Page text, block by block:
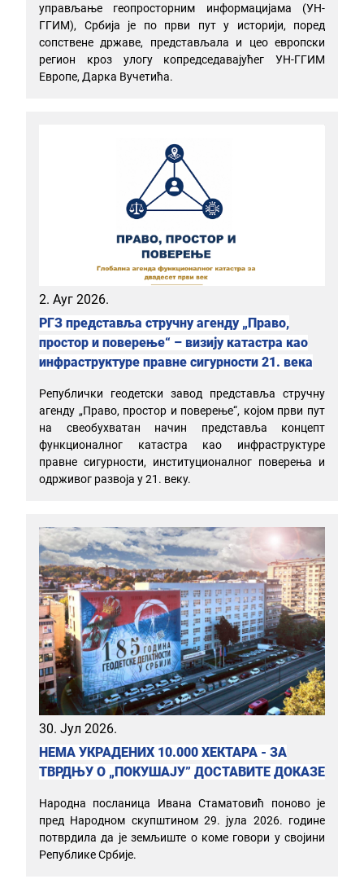
управљање геопросторним информацијама (УН-
ГГИМ), Србија је по први пут у историји, поред
сопствене државе, представљала и цео европски
регион кроз улогу копредседавајућег УН-ГГИМ
Европе, Дарка Вучетића.
2. Ауг 2026.
РГЗ представља стручну агенду „Право,
простор и поверење“ – визију катастра као
инфраструктуре правне сигурности 21. века
Републички геодетски завод представља стручну
агенду „Право, простор и поверење“, којом први пут
на свеобухватан начин представља концепт
функционалног катастра као инфраструктуре
правне сигурности, институционалног поверења и
одрживог развоја у 21. веку.
30. Јул 2026.
НЕМА УКРАДЕНИХ 10.000 ХЕКТАРА - ЗА
ТВРДЊУ О „ПОКУШАЈУ” ДОСТАВИТЕ ДОКАЗЕ
Народна посланица Ивана Стаматовић поново је
пред Народном скупштином 29. јула 2026. године
потврдила да је земљиште о коме говори у својини
Републике Србије.